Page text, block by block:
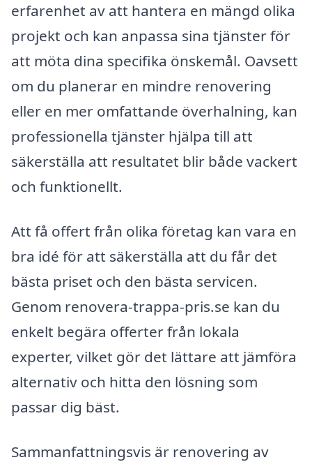
erfarenhet av att hantera en mängd olika
projekt och kan anpassa sina tjänster för
att möta dina specifika önskemål. Oavsett
om du planerar en mindre renovering
eller en mer omfattande överhalning, kan
professionella tjänster hjälpa till att
säkerställa att resultatet blir både vackert
och funktionellt.
Att få offert från olika företag kan vara en
bra idé för att säkerställa att du får det
bästa priset och den bästa servicen.
Genom renovera-trappa-pris.se kan du
enkelt begära offerter från lokala
experter, vilket gör det lättare att jämföra
alternativ och hitta den lösning som
passar dig bäst.
Sammanfattningsvis är renovering av